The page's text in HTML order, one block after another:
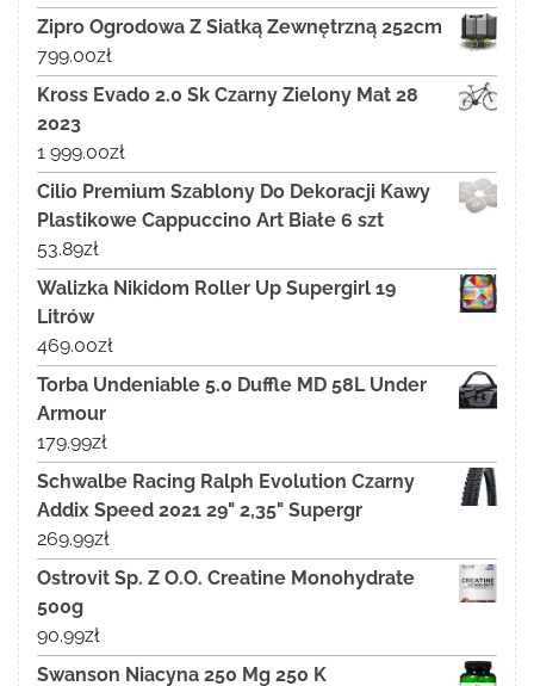
Zipro Ogrodowa Z Siatką Zewnętrzną 252cm
799.00zł
Kross Evado 2.0 Sk Czarny Zielony Mat 28
2023
1 999.00zł
Cilio Premium Szablony Do Dekoracji Kawy
Plastikowe Cappuccino Art Białe 6 szt
53.89zł
Walizka Nikidom Roller Up Supergirl 19
Litrów
469.00zł
Torba Undeniable 5.0 Duffle MD 58L Under
Armour
179.99zł
Schwalbe Racing Ralph Evolution Czarny
Addix Speed 2021 29" 2,35" Supergr
269.99zł
Ostrovit Sp. Z O.O. Creatine Monohydrate
500g
90.99zł
Swanson Niacyna 250 Mg 250 K